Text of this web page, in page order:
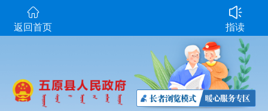
返回首页 指读